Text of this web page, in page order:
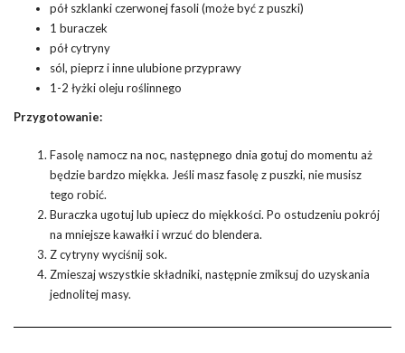
pół szklanki czerwonej fasoli (może być z puszki)
1 buraczek
pół cytryny
sól, pieprz i inne ulubione przyprawy
1-2 łyżki oleju roślinnego
Przygotowanie:
Fasolę namocz na noc, następnego dnia gotuj do momentu aż
będzie bardzo miękka. Jeśli masz fasolę z puszki, nie musisz
tego robić.
Buraczka ugotuj lub upiecz do miękkości. Po ostudzeniu pokrój
na mniejsze kawałki i wrzuć do blendera.
Z cytryny wyciśnij sok.
Zmieszaj wszystkie składniki, następnie zmiksuj do uzyskania
jednolitej masy.